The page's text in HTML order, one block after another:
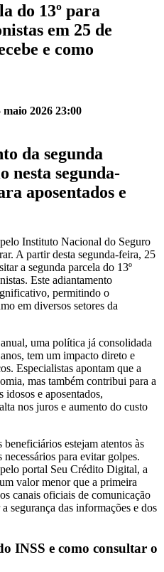
do 13º para
em 25 de
e como
maio 2026 23:00
da segunda
nesta segunda-
aposentados e
Instituto Nacional do Seguro
A partir desta segunda-feira, 25
a segunda parcela do 13º
Este adiantamento
permitindo o
em diversos setores da
uma política já consolidada
tem um impacto direto e
Especialistas apontam que a
mas também contribui para a
idosos e aposentados,
nos juros e aumento do custo
estejam atentos às
para evitar golpes.
portal Seu Crédito Digital, a
valor menor que a primeira
canais oficiais de comunicação
segurança das informações e dos
INSS e como consultar o